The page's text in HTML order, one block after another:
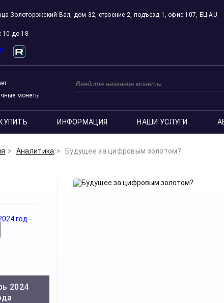
Золоторожский Вал, дом 32, строение 2, подъезд 1, офис 107, БЦ AU-
до 18
монеты
ИНФОРМАЦИЯ НАШИ УСЛУГИ
Аналитика Будущее за цифровым золотом?
2024